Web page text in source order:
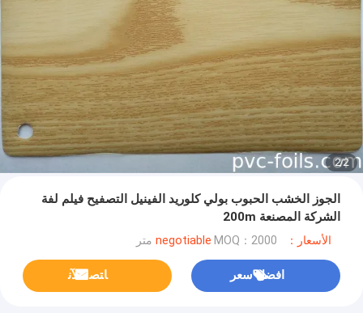
2
/
2
الجوز الخشب الحبوب بولي كلوريد الفينيل التصفيح فيلم لفة
الشركة المصنعة 200m
الأسعار：negotiable MOQ：2000 متر
افضل سعر ﺎﺘﺼﻟ ﺍﻶﻧ